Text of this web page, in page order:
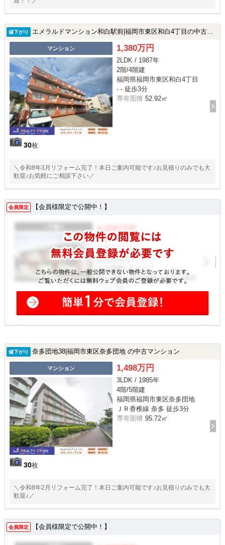
値下がり エメラルドマンション和白駅前|福岡市東区和白4丁目の中古マンション
マンション
30枚
1,380万円
2LDK / 1987年
2階/4階建
福岡県福岡市東区和白4丁目
- - 徒歩3分
専有面積 52.92㎡
＼令和8年3月リフォーム完了！本日ご案内可能です♪お見積りのみでも大
歓迎♪お気軽にご相談下さい／
会員限定 【会員様限定で公開中！】
値下がり 奈多団地38|福岡市東区奈多団地 の中古マンション
マンション
30枚
1,498万円
3LDK / 1985年
4階/5階建
福岡県福岡市東区奈多団地
ＪＲ香椎線 奈多 徒歩3分
専有面積 95.72㎡
＼令和8年2月リフォーム完了！本日ご案内可能です♪お見積りのみでも大
歓迎♪／
会員限定 【会員様限定で公開中！】